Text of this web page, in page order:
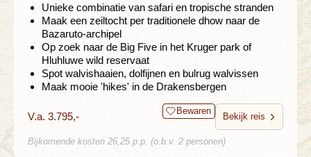
Unieke combinatie van safari en tropische stranden
Maak een zeiltocht per traditionele dhow naar de
Bazaruto-archipel
Op zoek naar de Big Five in het Kruger park of
Hluhluwe wild reservaat
Spot walvishaaien, dolfijnen en bulrug walvissen
Maak mooie 'hikes' in de Drakensbergen
V.a. 3.795,- Bewaren
Bekijk reis
Bijkomende kosten 26,25 p.p. (o.b.v. 2 personen)